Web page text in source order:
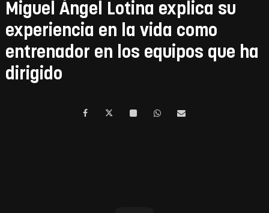
Miguel Ángel Lotina explica su
experiencia en la vida como
entrenador en los equipos que ha
dirigido